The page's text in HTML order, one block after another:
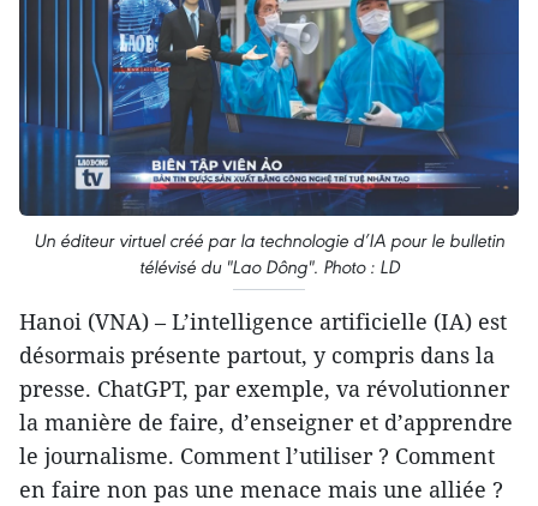
Un éditeur virtuel créé par la technologie d’IA pour le bulletin
télévisé du "Lao Dông". Photo : LD
Hanoi (VNA) – L’intelligence artificielle (IA) est
désormais présente partout, y compris dans la
presse. ChatGPT, par exemple, va révolutionner
la manière de faire, d’enseigner et d’apprendre
le journalisme. Comment l’utiliser ? Comment
en faire non pas une menace mais une alliée ?